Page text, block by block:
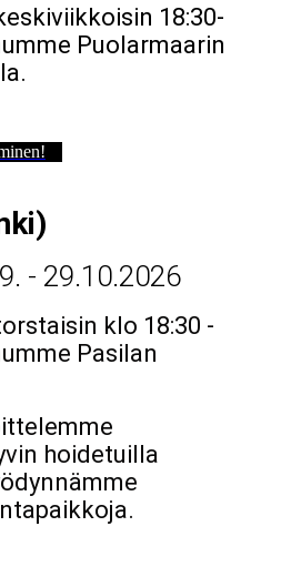
18:30-
Puolarmaarin
- 29.10.2026
klo 18:30 -
Pasilan
hoidetuilla